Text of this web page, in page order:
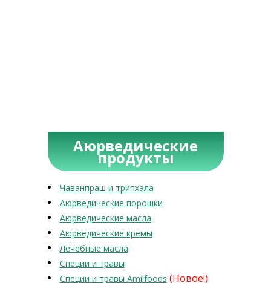
Аюрведические
продукты
Чаванпраш и трипхала
Аюрведические порошки
Аюрведические масла
Аюрведические кремы
Лечебные масла
Специи и травы
Специи и травы Amilfoods (Новое!)